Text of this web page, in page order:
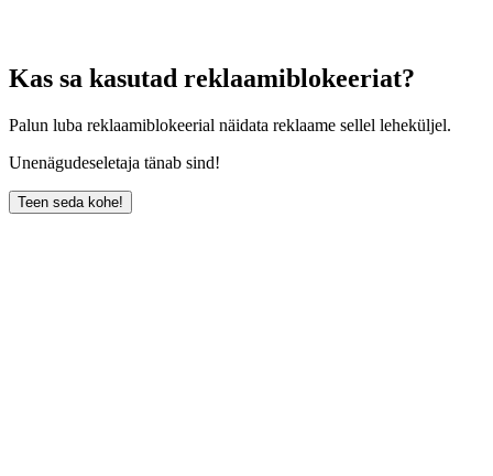
Kas sa kasutad reklaamiblokeeriat?
Palun luba reklaamiblokeerial näidata reklaame sellel leheküljel.
Unenägudeseletaja tänab sind!
Teen seda kohe!